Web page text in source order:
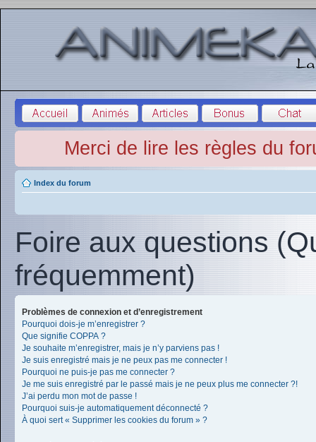
Merci de lire les règles du
Index du forum
Foire aux questions
fréquemment)
Problèmes de connexion et d’enregistrement
Pourquoi dois-je m’enregistrer ?
Que signifie COPPA ?
Je souhaite m’enregistrer, mais je n’y parviens pas !
Je suis enregistré mais je ne peux pas me connecter !
Pourquoi ne puis-je pas me connecter ?
Je me suis enregistré par le passé mais je ne peux plus me connecter ?!
J’ai perdu mon mot de passe !
Pourquoi suis-je automatiquement déconnecté ?
À quoi sert « Supprimer les cookies du forum » ?